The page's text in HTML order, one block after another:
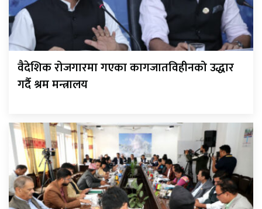
वैदेशिक रोजगारमा गएका कागजातविहीनको उद्धार
गर्दै श्रम मन्त्रालय